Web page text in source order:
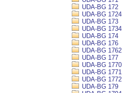
UDA-BG 172
UDA-BG 1724
UDA-BG 173
UDA-BG 1734
UDA-BG 174
UDA-BG 176
UDA-BG 1762
UDA-BG 177
UDA-BG 1770
UDA-BG 1771
UDA-BG 1772
UDA-BG 179